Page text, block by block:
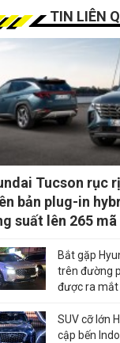
TIN LIÊN
Tucson rục
bản plug-in
suất lên 265
Bắt gặp
trên đường
được ra mắt
SUV cỡ lớn
cập bến